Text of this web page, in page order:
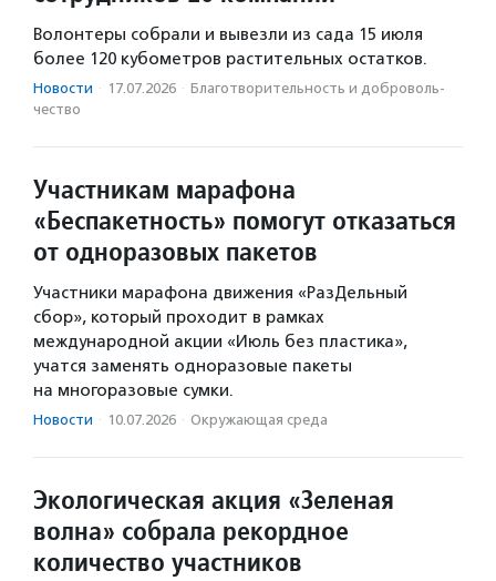
Волонтеры собрали и вывезли из сада 15 июля
более 120 кубометров растительных остатков.
Новости · 17.07.2026 · Благотвори­тель­ность и доброволь­
чест­во
Участникам марафона
«Беспакетность» помогут отказаться
от одноразовых пакетов
Участники марафона движения «РазДельный
сбор», который проходит в рамках
международной акции «Июль без пластика»,
учатся заменять одноразовые пакеты
на многоразовые сумки.
Новости · 10.07.2026 · Окружающая среда
Экологическая акция «Зеленая
волна» собрала рекордное
количество участников